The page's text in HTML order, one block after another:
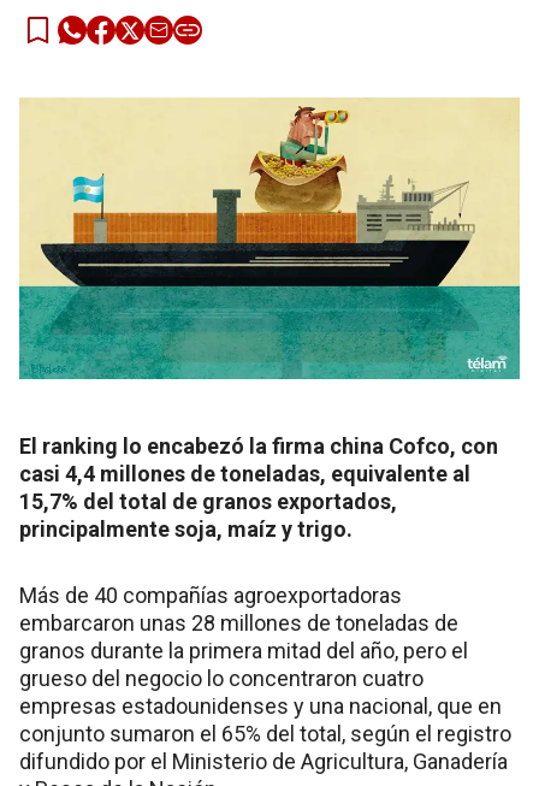
El ranking lo encabezó la firma china Cofco, con
casi 4,4 millones de toneladas, equivalente al
15,7% del total de granos exportados,
principalmente soja, maíz y trigo.
Más de 40 compañías agroexportadoras
embarcaron unas 28 millones de toneladas de
granos durante la primera mitad del año, pero el
grueso del negocio lo concentraron cuatro
empresas estadounidenses y una nacional, que en
conjunto sumaron el 65% del total, según el registro
difundido por el Ministerio de Agricultura, Ganadería